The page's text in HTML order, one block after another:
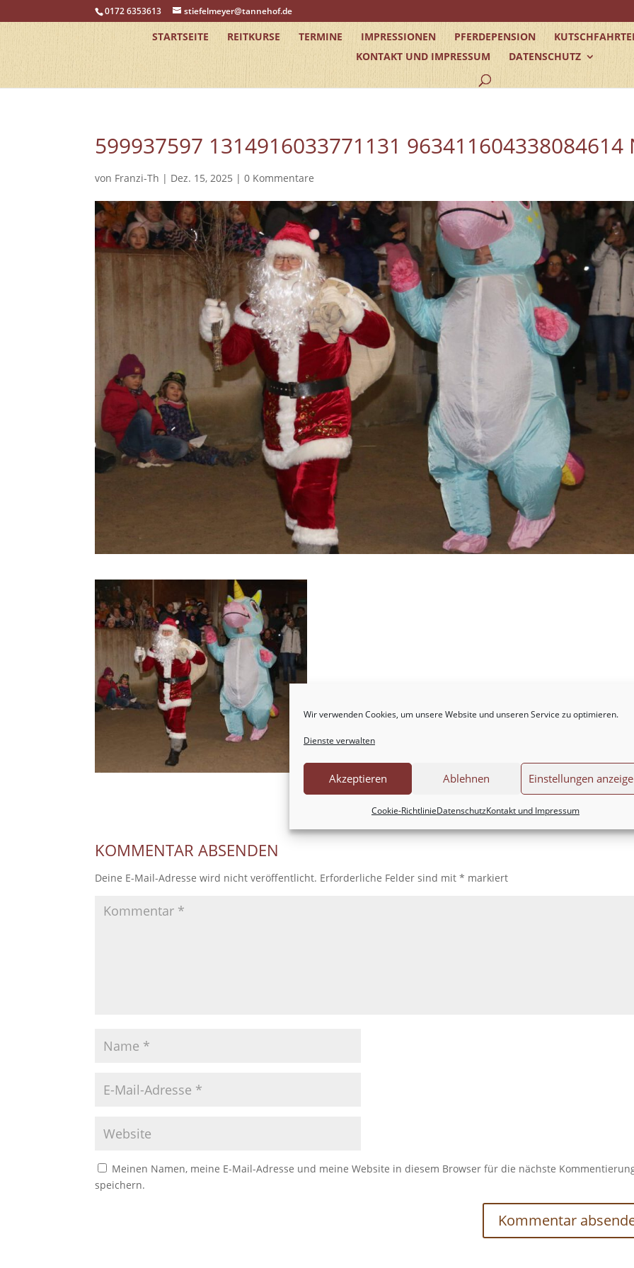
Wir verwenden Cookies, um unsere Website und unseren Service zu optimieren.
Dienste verwalten
Akzeptieren Ablehnen Einstellungen
Cookie-RichtlinieDatenschutzKontakt und Impressum
0172 6353613 stiefelmeyer@tannehof.de
STARTSEITE REITKURSE TERMINE IMPRESSIONEN PFERDEPENSION
KONTAKT UND IMPRESSUM
DATENSCHUTZ
599937597 1314916033771131 963411604338084614
von Franzi-Th | Dez. 15, 2025 |0 Kommentare
KOMMENTAR ABSENDEN
Deine E-Mail-Adresse wird nicht veröffentlicht. Erforderliche Felder sind mit* markiert
Meinen Namen, meine E-Mail-Adresse und meine Website in diesem Browser für die nächste
speichern.